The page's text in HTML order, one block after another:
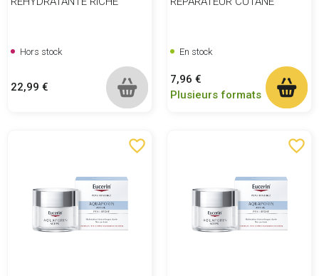
Hors stock
Prix
22,99 €
En stock
Prix
7,96 €
Plusieurs formats
favorite_border favorite_border